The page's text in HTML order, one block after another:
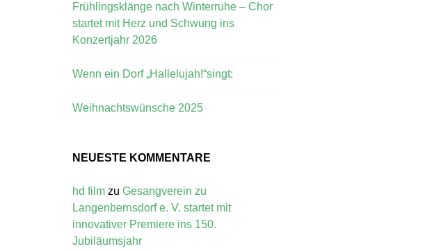
Frühlingsklänge nach Winterruhe – Chor
startet mit Herz und Schwung ins
Konzertjahr 2026
Wenn ein Dorf „Hallelujah!“singt:
Weihnachtswünsche 2025
NEUESTE KOMMENTARE
hd film zu Gesangverein zu
Langenbernsdorf e. V. startet mit
innovativer Premiere ins 150.
Jubiläumsjahr